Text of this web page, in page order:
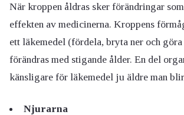
När kroppen åldras sker förändringar
effekten av medicinerna. Kroppens
ett läkemedel (fördela, bryta ner och
förändras med stigande ålder. En del
känsligare för läkemedel ju äldre man
Njurarna